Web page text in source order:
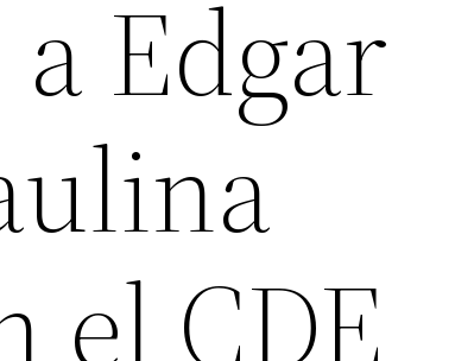
Edgar
el CDE